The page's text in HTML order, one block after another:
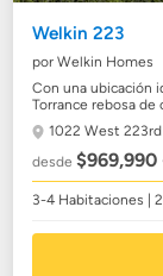
Welkin 223
por Welkin Homes
Con una ubicación
Torrance rebosa de
1022 West
desde$969,990
3-4 Habitaciones |